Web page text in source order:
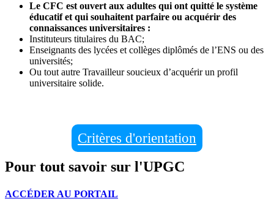
Le CFC est ouvert aux adultes qui ont quitté le système
éducatif et qui souhaitent parfaire ou acquérir des
connaissances universitaires :
Instituteurs titulaires du BAC;
Enseignants des lycées et collèges diplômés de l’ENS ou des
universités;
Ou tout autre Travailleur soucieux d’acquérir un profil
universitaire solide.
Critères d'orientation
Pour tout savoir sur l'UPGC
ACCÉDER AU PORTAIL